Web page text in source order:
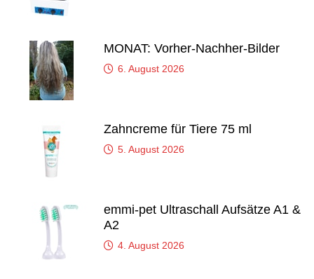
MONAT: Vorher-Nachher-Bilder
6. August 2026
Zahncreme für Tiere 75 ml
5. August 2026
emmi-pet Ultraschall Aufsätze A1 &
A2
4. August 2026